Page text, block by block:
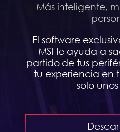
Más inteligente,
El software
MSI te ayuda a
partido de tus
tu experiencia en
solo unos